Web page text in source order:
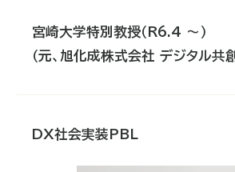
宮崎大学特別教授（ R6.4 ～）
（元、旭化成株式会社 デジタル共
DX社会実装 PBL